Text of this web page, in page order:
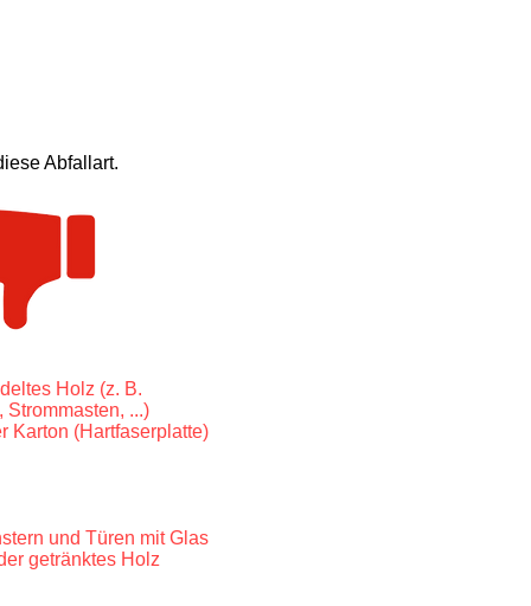
Abfallart.
Holz (z. B.
...)
Karton (Hartfaserplatte)
und Türen mit Glas
getränktes Holz